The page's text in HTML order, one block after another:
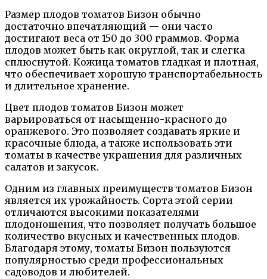
Размер плодов томатов Бизон обычно
достаточно впечатляющий — они часто
достигают веса от 150 до 300 граммов. Форма
плодов может быть как округлой, так и слегка
сплюснутой. Кожица томатов гладкая и плотная,
что обеспечивает хорошую транспортабельность
и длительное хранение.
Цвет плодов томатов Бизон может
варьироваться от насыщенно-красного до
оранжевого. Это позволяет создавать яркие и
красочные блюда, а также использовать эти
томаты в качестве украшения для различных
салатов и закусок.
Одним из главных преимуществ томатов Бизон
является их урожайность. Сорта этой серии
отличаются высокими показателями
плодоношения, что позволяет получать большое
количество вкусных и качественных плодов.
Благодаря этому, томаты Бизон пользуются
популярностью среди профессиональных
садоводов и любителей.